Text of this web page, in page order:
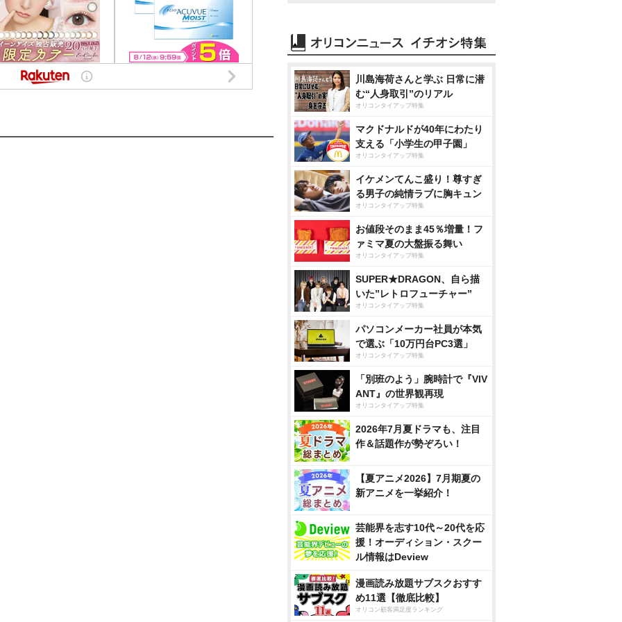
川島海荷さんと学ぶ 日常に潜
む“人身取引”のリアル
オリコンタイアップ特集
マクドナルドが40年にわたり
支える「小学生の甲子園」
オリコンタイアップ特集
イケメンてんこ盛り！尊すぎ
る男子の純情ラブに胸キュン
オリコンタイアップ特集
お値段そのまま45％増量！フ
ァミマ夏の大盤振る舞い
オリコンタイアップ特集
SUPER★DRAGON、自ら描
いた”レトロフューチャー”
オリコンタイアップ特集
パソコンメーカー社員が本気
で選ぶ「10万円台PC3選」
オリコンタイアップ特集
「別班のよう」腕時計で『VIV
ANT』の世界観再現
オリコンタイアップ特集
2026年7月夏ドラマも、注目
作＆話題作が勢ぞろい！
【夏アニメ2026】7月期夏の
新アニメを一挙紹介！
芸能界を志す10代～20代を応
援！オーディション・スクー
ル情報はDeview
漫画読み放題サブスクおすす
め11選【徹底比較】
オリコン顧客満足度ランキング